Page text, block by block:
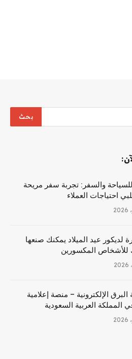
والسفر: تجربة سفر مريحة
احتياجات العملاء
لديكور عيد الميلاد يمكنك صنعها
للأشخاص المكسورين
الإلكترونية – منصة إعلامية
المملكة العربية السعودية